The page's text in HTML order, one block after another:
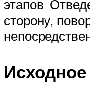
этапов.
сторону,